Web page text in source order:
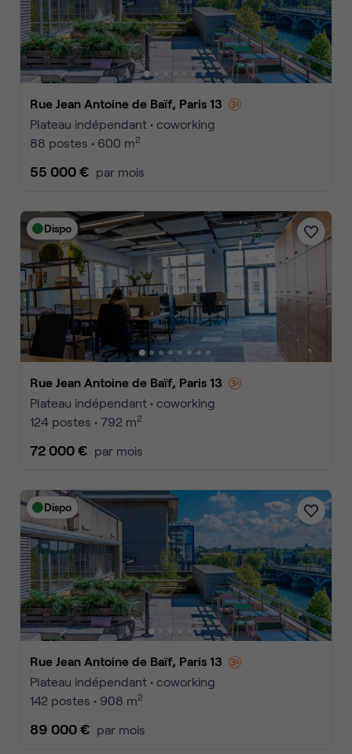
Rue Jean Antoine de Baïf, Paris 13
Plateau indépendant • coworking
88 postes • 600 m2
55 000 € par mois
Dispo
Rue Jean Antoine de Baïf, Paris 13
Plateau indépendant • coworking
124 postes • 792 m2
72 000 € par mois
Dispo
Rue Jean Antoine de Baïf, Paris 13
Plateau indépendant • coworking
142 postes • 908 m2
89 000 € par mois